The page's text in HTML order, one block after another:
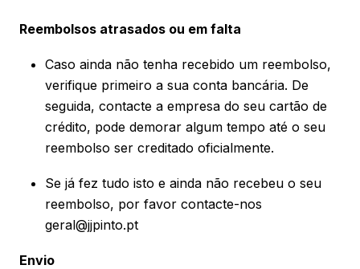
Reembolsos atrasados ou em falta
Caso ainda não tenha recebido um reembolso,
verifique primeiro a sua conta bancária. De
seguida, contacte a empresa do seu cartão de
crédito, pode demorar algum tempo até o seu
reembolso ser creditado oficialmente.
Se já fez tudo isto e ainda não recebeu o seu
reembolso, por favor contacte-nos
geral@jjpinto.pt
Envio